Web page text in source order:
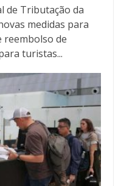
de Tributação da
medidas para
reembolso de
turistas...